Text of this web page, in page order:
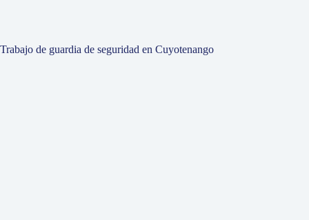
Trabajo de guardia de seguridad en Cuyotenango